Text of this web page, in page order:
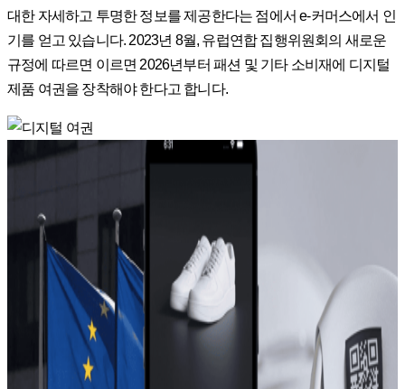
대한 자세하고 투명한 정보를 제공한다는 점에서 e-커머스에서 인
기를 얻고 있습니다. 2023년 8월, 유럽연합 집행위원회의 새로운
규정에 따르면 이르면 2026년부터 패션 및 기타 소비재에 디지털
제품 여권을 장착해야 한다고 합니다.